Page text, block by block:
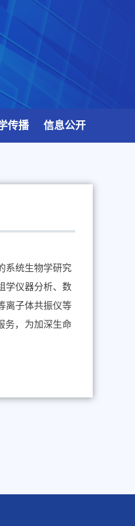
传播 信息公开
系统生物学研究
学仪器分析、数
离子体共振仪等
务，为加深生命